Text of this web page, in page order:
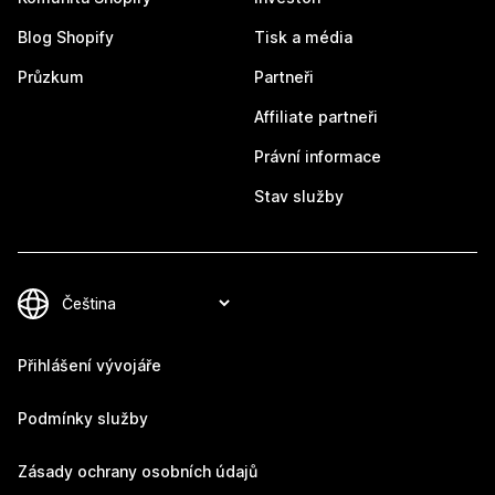
Blog Shopify
Průzkum
Tisk a média
Partneři
Affiliate partneři
Právní informace
Stav služby
Přihlášení vývojáře
Podmínky služby
Zásady ochrany osobních údajů